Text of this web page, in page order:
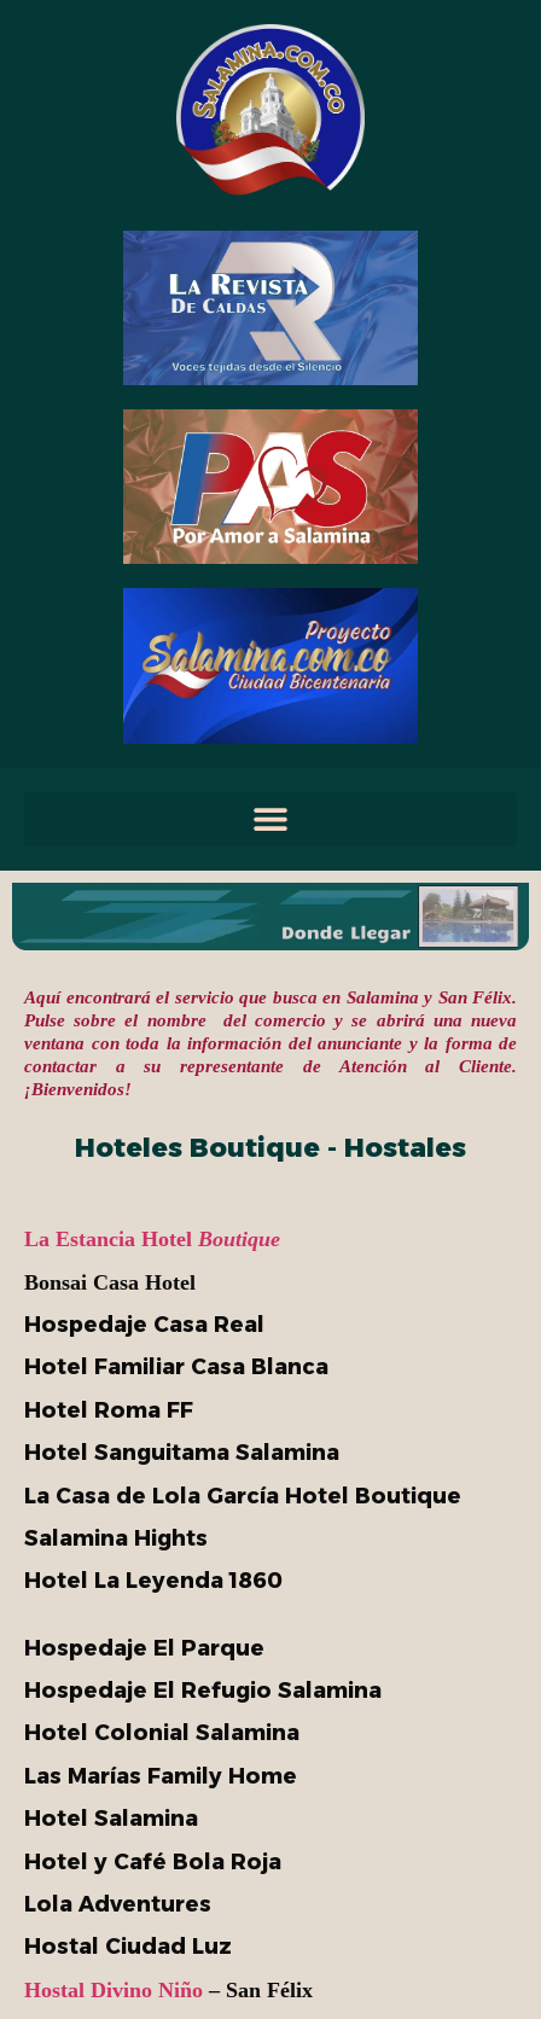
Aquí encontrará el servicio que busca en Salamina y San Félix.
Pulse sobre el nombre del comercio y se abrirá una nueva
ventana con toda la información del anunciante y la forma de
contactar a su representante de Atención al Cliente.
¡Bienvenidos!
Hoteles Boutique - Hostales
La Estancia Hotel Boutique
Bonsai Casa Hotel
Hospedaje Casa Real
Hotel Familiar Casa Blanca
Hotel Roma FF
Hotel Sanguitama Salamina
La Casa de Lola García Hotel Boutique
Salamina Hights
Hotel La Leyenda 1860
Hospedaje El Parque
Hospedaje El Refugio Salamina
Hotel Colonial Salamina
Las Marías Family Home
Hotel Salamina
Hotel y Café Bola Roja
Lola Adventures
Hostal Ciudad Luz
Hostal Divino Niño – San Félix